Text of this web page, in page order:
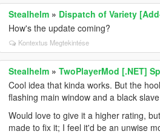
Stealhelm » Dispatch of Variety
How's the update coming?
Kontextus Megtekintése
Stealhelm »TwoPlayerMod [.NET]
Cool idea that kinda works. But the
flashing main window and a black
Would love to give it a higher rating,
made to fix it; I feel it'd be an unwise